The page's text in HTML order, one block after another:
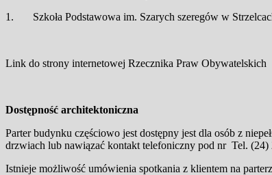
1. Szkoła Podstawowa im. Szarych szeregów w
Link do strony internetowej Rzecznika Praw
Dostępność architektoniczna
Parter budynku częściowo jest dostępny jest dla osób z
drzwiach lub nawiązać kontakt telefoniczny pod nr Tel.
Istnieje możliwość umówienia spotkania z klientem na